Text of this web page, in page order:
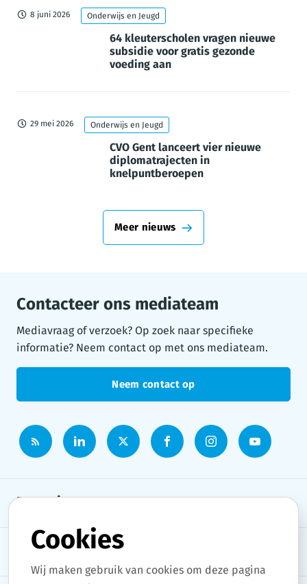
8 juni 2026 Onderwijs en Jeugd
64 kleuterscholen vragen nieuwe
subsidie voor gratis gezonde
voeding aan
29 mei 2026 Onderwijs en Jeugd
CVO Gent lanceert vier nieuwe
diplomatrajecten in
knelpuntberoepen
Meer nieuws
Contacteer ons mediateam
Mediavraag of verzoek? Op zoek naar specifieke
informatie? Neem contact op met ons mediateam.
Neem contact op
Persruimte
Onderwerpen
Cookies
Wij maken gebruik van cookies om deze pagina